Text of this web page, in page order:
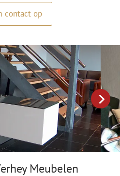
contact op
Meubelen